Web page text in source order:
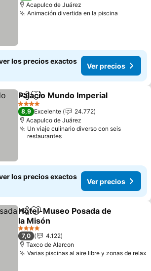
Acapulco de Juárez
Animación divertida en la piscina
los precios exactos
Ver precios
CompartirAgregar a favoritos
Palacio Mundo Imperial
4 Estrellas
8,9 Excelente
24.772
Acapulco de Juárez
Un viaje culinario diverso con seis
restaurantes
los precios exactos
Ver precios
CompartirAgregar a favoritos
Hotel-Museo Posada de
la Misón
Ver precios
4 Estrellas
7,0
4.122
Taxco de Alarcon
Varias piscinas al aire libre y zonas de relax